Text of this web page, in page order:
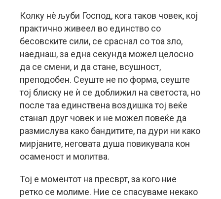
Колку нè љуби Господ, кога таков човек, кој
практично живеел во единство со
бесовските сили, се сраснал со тоа зло,
наеднаш, за една секунда можел целосно
да се смени, и да стане, всушност,
преподобен. Сеуште не по форма, сеуште
тој блиску не ѝ се доближил на светоста, но
после таа единствена воздишка тој веќе
станал друг човек и не можел повеќе да
размислува како бандитите, па дури ни како
мирјаните, неговата душа повикувала кон
осаменост и молитва.
Тој е моментот на пресврт, за кого ние
ретко се молиме. Ние се спасуваме некако